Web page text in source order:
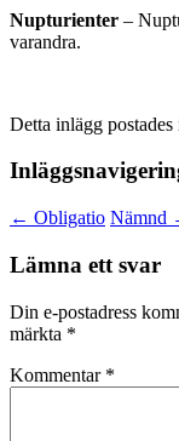
Nupturienter –
varandra.
Detta inlägg postades
← Obligatio Nämnd
Lämna ett svar
Din e-postadress
märkta *
Kommentar *